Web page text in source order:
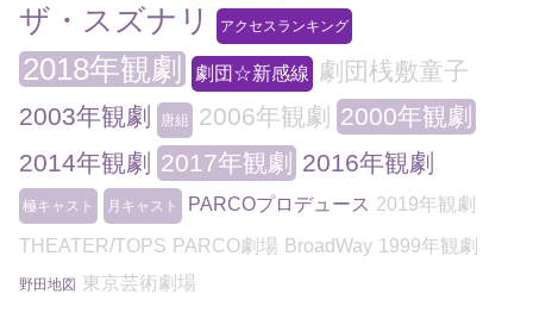
ザ・スズナリ
アクセスランキング
2018年観劇 劇団☆新感線
劇団桟敷童子
2003年観劇
唐組 2006年観劇
2000年観劇
2014年観劇 2017年観劇 2016年観劇
極キャスト 月キャスト PARCOプロデュース 2019年観劇
THEATER/TOPS PARCO劇場 BroadWay 1999年観劇
野田地図 東京芸術劇場